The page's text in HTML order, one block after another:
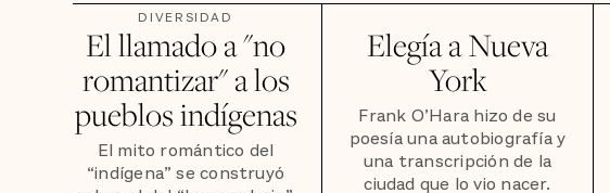
DIVERSIDAD
El llamado a "no
romantizar" a los
pueblos indígenas
El mito romántico del
“indígena” se construyó
Elegía a Nueva
York
Frank O’Hara hizo de su
poesía una autobiografía y
una transcripción de la
ciudad que lo vio nacer.